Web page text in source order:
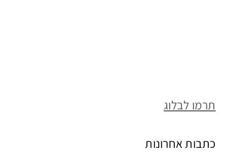
תרמו לבלוג
כתבות אחרונות